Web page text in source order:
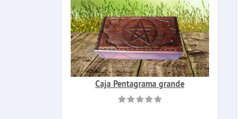
Caja Pentagrama grande